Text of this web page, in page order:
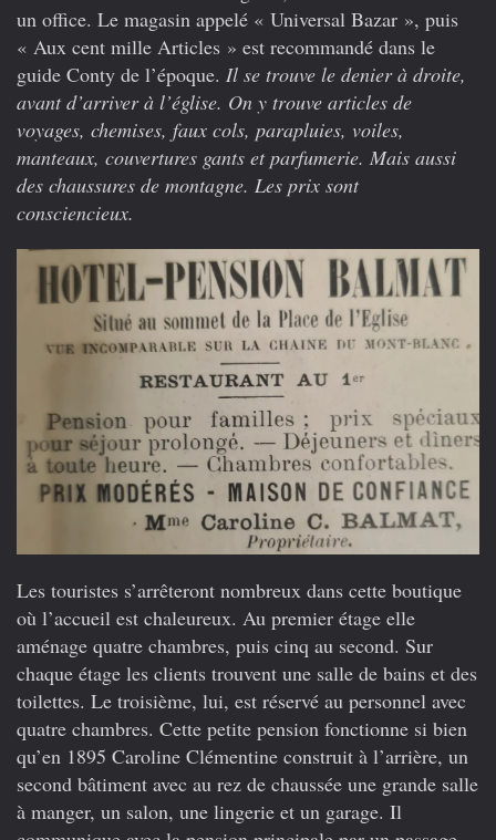
un office. Le magasin appelé « Universal Bazar », puis
« Aux cent mille Articles » est recommandé dans le
guide Conty de l’époque. Il se trouve le denier à droite,
avant d’arriver à l’église. On y trouve articles de
voyages, chemises, faux cols, parapluies, voiles,
manteaux, couvertures gants et parfumerie. Mais aussi
des chaussures de montagne. Les prix sont
consciencieux.
Les touristes s’arrêteront nombreux dans cette boutique
où l’accueil est chaleureux. Au premier étage elle
aménage quatre chambres, puis cinq au second. Sur
chaque étage les clients trouvent une salle de bains et des
toilettes. Le troisième, lui, est réservé au personnel avec
quatre chambres. Cette petite pension fonctionne si bien
qu’en 1895 Caroline Clémentine construit à l’arrière, un
second bâtiment avec au rez de chaussée une grande salle
à manger, un salon, une lingerie et un garage. Il